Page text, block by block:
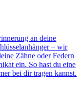
an deine
– wir
Zähne oder Federn
ein. So hast du eine
bei dir tragen kannst.